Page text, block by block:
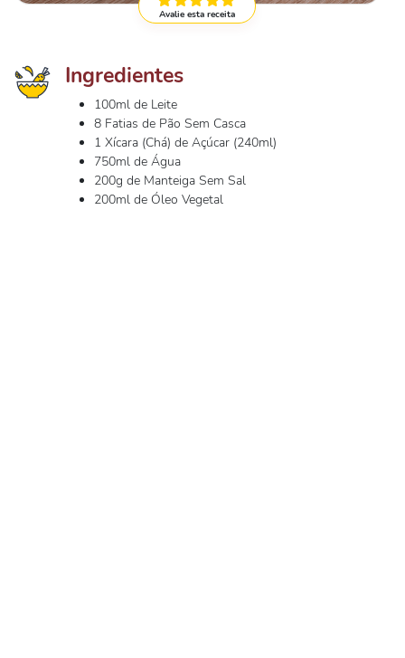
Avalie esta receita
Ingredientes
100ml de Leite
8 Fatias de Pão Sem Casca
1 Xícara (Chá) de Açúcar (240ml)
750ml de Água
200g de Manteiga Sem Sal
200ml de Óleo Vegetal